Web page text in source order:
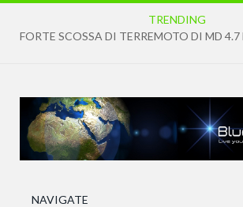
TRENDING
NAVIGATE